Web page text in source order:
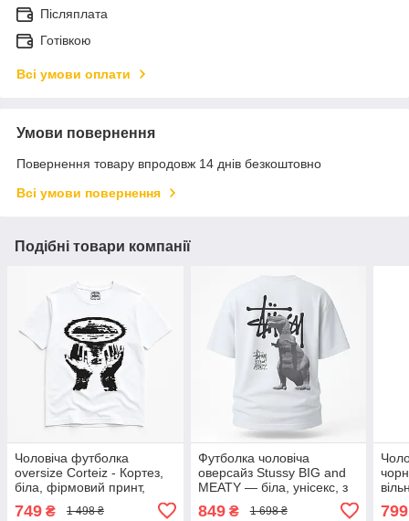
Післяплата
Готівкою
Всі умови оплати
Умови повернення
Повернення товару впродовж 14 днів безкоштовно
Всі умови повернення
Подібні товари компанії
Чоловіча футболка
oversize Corteiz - Кортез,
біла, фірмовий принт,
749 ₴ 1 498 ₴
Футболка чоловіча
оверсайз Stussy BIG and
MEATY — біла, унісекс, з
принтом динозавра, y2k
849₴ 1 698 ₴ 799